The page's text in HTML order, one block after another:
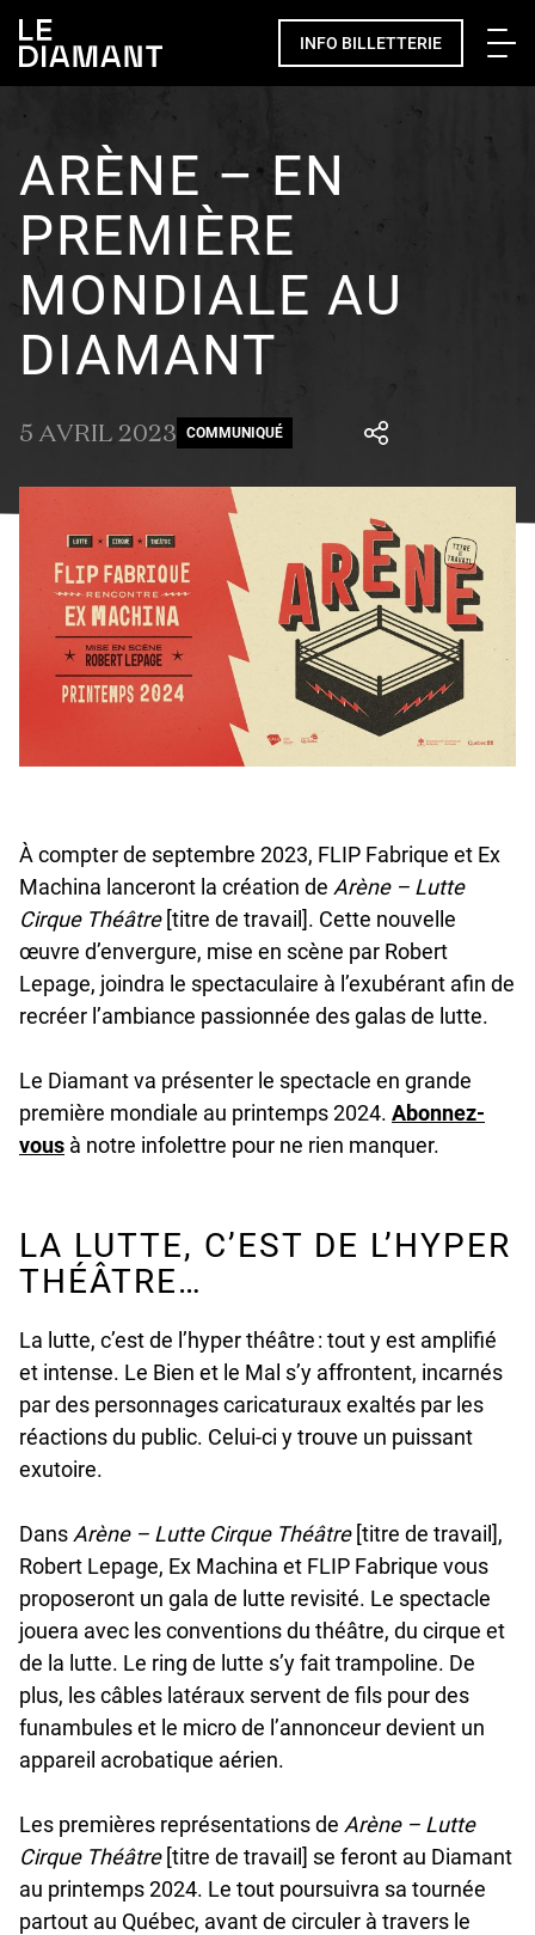
INFO BILLETTERIE
ARÈNE – EN
PREMIÈRE
MONDIALE AU
DIAMANT
5 AVRIL 2023 COMMUNIQUÉ
À compter de septembre 2023, FLIP Fabrique et Ex
Machina lanceront la création de Arène – Lutte
Cirque Théâtre[titre de travail]. Cette nouvelle
œuvre d’envergure, mise en scène par Robert
Lepage, joindra le spectaculaire à l’exubérant afin de
recréer l’ambiance passionnée des galas de lutte.
Le Diamant va présenter le spectacle en grande
première mondiale au printemps 2024. Abonnez-
vous à notre infolettre pour ne rien manquer.
LA LUTTE, C’EST DE L’HYPER
THÉÂTRE…
La lutte, c’est de l’hyper théâtre : tout y est amplifié
et intense. Le Bien et le Mal s’y affrontent, incarnés
par des personnages caricaturaux exaltés par les
réactions du public. Celui-ci y trouve un puissant
exutoire.
Dans Arène – Lutte Cirque Théâtre[titre de travail],
Robert Lepage, Ex Machina et FLIP Fabrique vous
proposeront un gala de lutte revisité. Le spectacle
jouera avec les conventions du théâtre, du cirque et
de la lutte. Le ring de lutte s’y fait trampoline. De
plus, les câbles latéraux servent de fils pour des
funambules et le micro de l’annonceur devient un
appareil acrobatique aérien.
Les premières représentations de Arène – Lutte
Cirque Théâtre[titre de travail] se feront au Diamant
au printemps 2024. Le tout poursuivra sa tournée
partout au Québec, avant de circuler à travers le
Facebook
undefined
linkedin
undefined
twitter
undefined
Courriel